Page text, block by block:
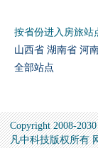
按省份进入房旅站
山西省 湖南省 河
全部站点
Copyright 2008-
凡中科技版权所有